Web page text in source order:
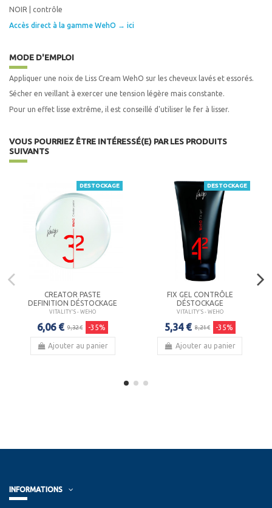
NOIR | contrôle
Accès direct à la gamme WehO → ici
MODE D'EMPLOI
Appliquer une noix de Liss Cream WehO sur les cheveux lavés et essorés.
Sécher en veillant à exercer une tension légère mais constante.
Pour un effet lisse extrême, il est conseillé d'utiliser le fer à lisser.
VOUS POURRIEZ ÊTRE INTÉRESSÉ(E) PAR LES PRODUITS
SUIVANTS
DESTOCKAGE
CREATOR PASTE
DEFINITION DÉSTOCKAGE
VITALITY'S - WEHO
6,06 € 9,32 € -35%
Ajouter au panier
DESTOCKAGE
FIX GEL CONTRÔLE
DÉSTOCKAGE
VITALITY'S - WEHO
5,34 € 8,21 € -35%
Ajouter au panier
INFORMATIONS